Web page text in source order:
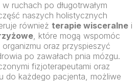
ruchach po długotrwałym
naszych holistycznych
również terapie wisceralne i
, które mogą wspomóc
oraz przyspieszyć
po zawałach pnia mózgu.
fizjoterapeutami oraz
do każdego pacjenta, możliwe